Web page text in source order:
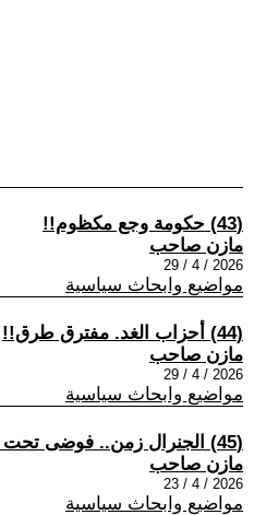
(43) حكومة وجع مكظوم!!
مازن صاحب
2026 / 4 / 29
مواضيع وابحاث سياسية
(44) أحزاب الغد. مفترق طرق!!
مازن صاحب
2026 / 4 / 29
مواضيع وابحاث سياسية
(45) الجنرال زمن.. فوضى تحت السيطرة!!
مازن صاحب
2026 / 4 / 23
مواضيع وابحاث سياسية